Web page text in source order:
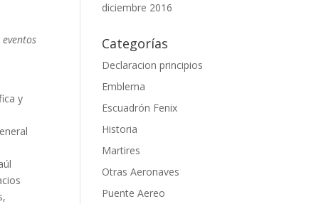
y
diciembre 2016
Categorías
Declaracion principios
Emblema
Escuadrón Fenix
Historia
Martires
Otras Aeronaves
Puente Aereo